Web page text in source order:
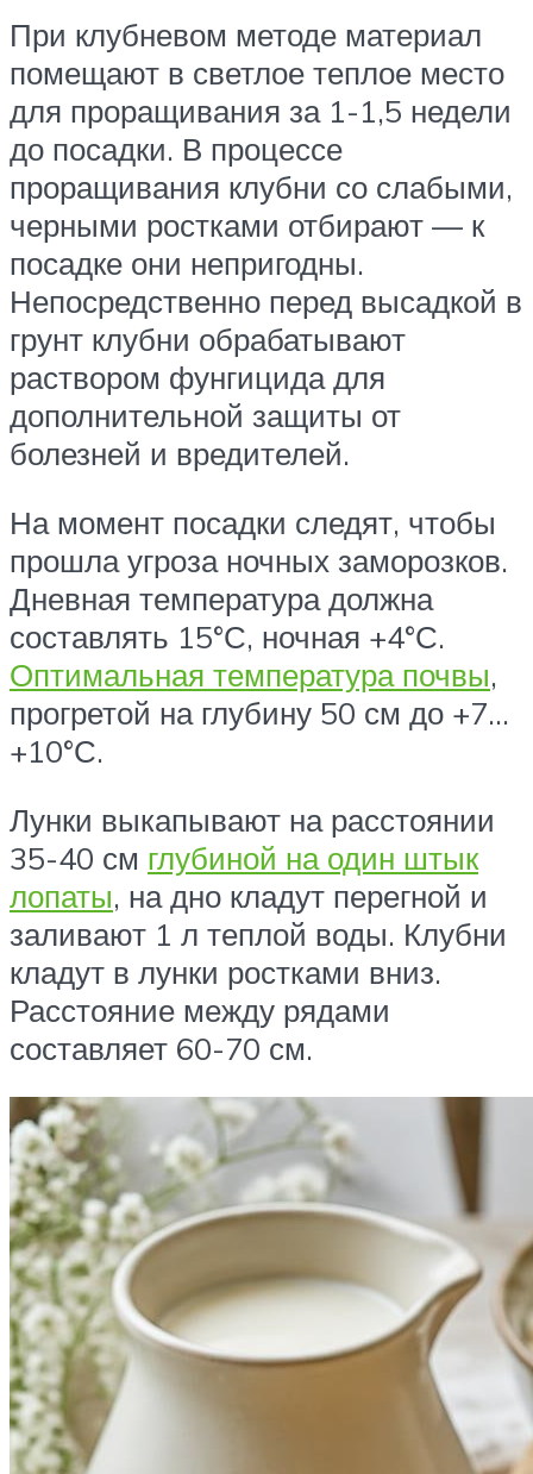
При клубневом методе материал
помещают в светлое теплое место
для проращивания за 1-1,5 недели
до посадки. В процессе
проращивания клубни со слабыми,
черными ростками отбирают — к
посадке они непригодны.
Непосредственно перед высадкой в
грунт клубни обрабатывают
раствором фунгицида для
дополнительной защиты от
болезней и вредителей.
На момент посадки следят, чтобы
прошла угроза ночных заморозков.
Дневная температура должна
составлять 15°С, ночная +4°С.
Оптимальная температура почвы,
прогретой на глубину 50 см до +7…
+10°С.
Лунки выкапывают на расстоянии
35-40 см глубиной на один штык
лопаты, на дно кладут перегной и
заливают 1 л теплой воды. Клубни
кладут в лунки ростками вниз.
Расстояние между рядами
составляет 60-70 см.